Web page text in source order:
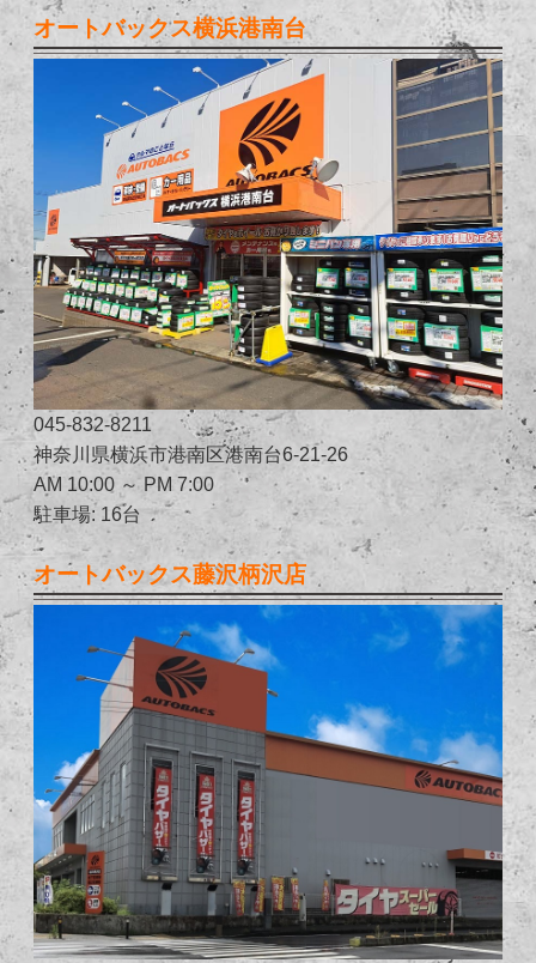
オートバックス横浜港南台
045-832-8211
神奈川県横浜市港南区港南台6-21-26
AM 10:00 ～ PM 7:00
駐車場: 16台
オートバックス藤沢柄沢店